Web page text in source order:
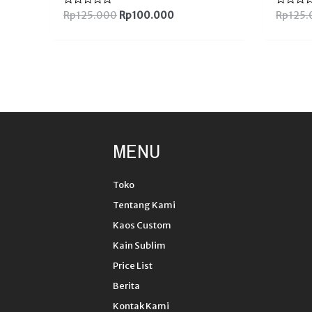
Dinilai
Rp125.000 Rp100.000
Dinilai
Rp
MENU
Toko
Tentang Kami
Kaos Custom
Kain Sublim
Price List
Berita
Kontak Kami